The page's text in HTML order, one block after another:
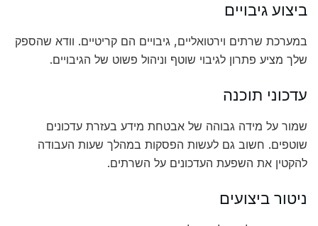
ביצוע גיבויים
במערכת שרתים וירטואליים, גיבויים הם קריטיים. וודא שהספק
שלך מציע פתרון לגיבוי שוטף וניהול פשוט של הגיבויים.
עדכוני תוכנה
שמור על מידה גבוהה של אבטחת מידע בעזרת עדכונים
שוטפים. חשוב גם לעשות הפסקות במהלך שעות העבודה
להקטין את השפעת העדכונים על השרתים.
ניטור ביצועים